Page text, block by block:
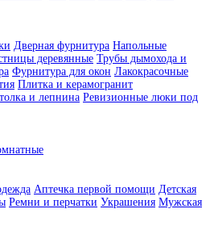
Дверная фурнитура Напольные
деревянные Трубы дымохода и
Фурнитура для окон Лакокрасочные
Плитка и керамогранит
и лепнина Ревизионные люки под
Аптечка первой помощи Детская
Ремни и перчатки Украшения Мужская